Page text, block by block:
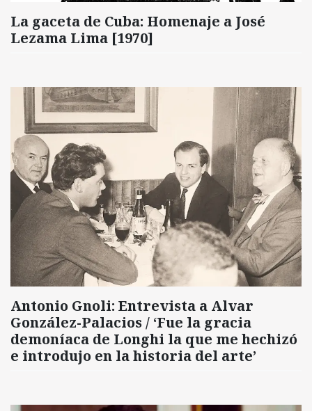
La gaceta de Cuba: Homenaje a José
Lezama Lima [1970]
Antonio Gnoli: Entrevista a Alvar
González-Palacios / ‘Fue la gracia
demoníaca de Longhi la que me hechizó
e introdujo en la historia del arte’